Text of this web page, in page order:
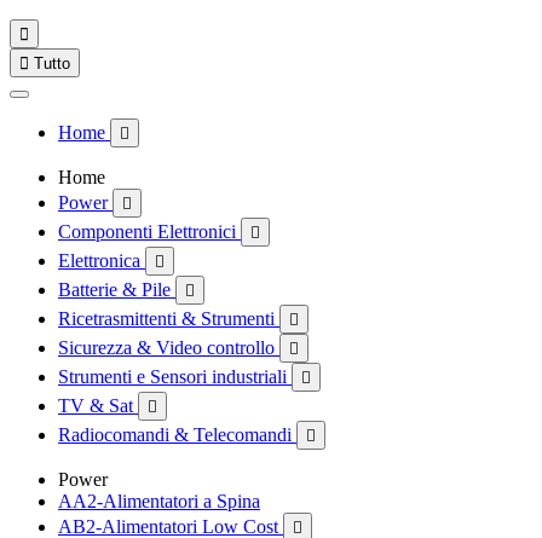

 Tutto
Home 
Home
Power

Componenti Elettronici 
Elettronica 
Batterie & Pile 
Ricetrasmittenti & Strumenti 
Sicurezza & Video controllo 
Strumenti e Sensori industriali 
TV & Sat 
Radiocomandi & Telecomandi 
Power
AA2-Alimentatori a Spina
AB2-Alimentatori Low Cost
